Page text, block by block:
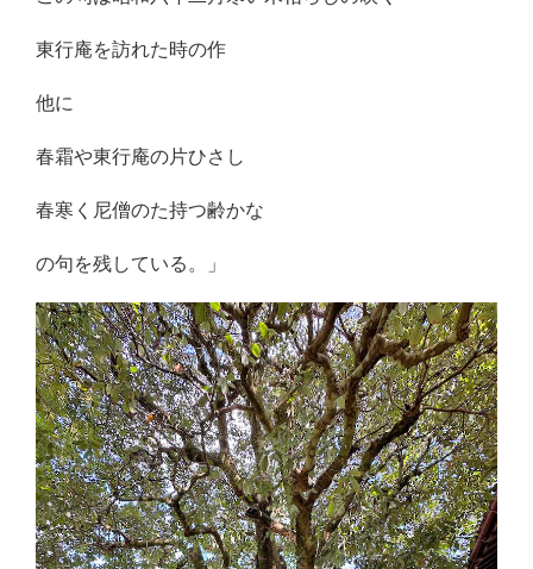
東行庵を訪れた時の作
他に
春霜や東行庵の片ひさし
春寒く尼僧のた持つ齢かな
の句を残している。」